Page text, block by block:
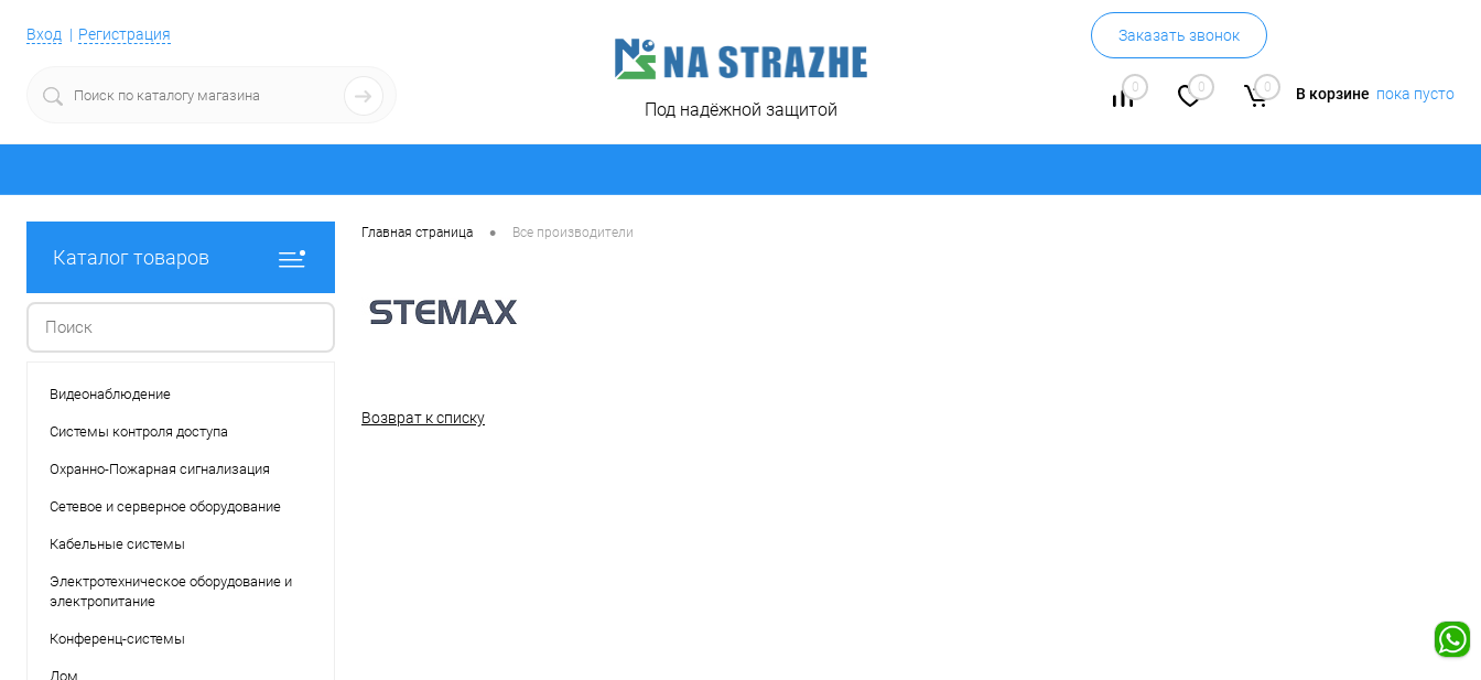
Вход Регистрация Заказать звонок
0 0 0 В корзине пока пусто
Под надёжной защитой
Каталог товаров
Видеонаблюдение
Системы контроля доступа
Охранно-Пожарная сигнализация
Сетевое и серверное оборудование
Кабельные системы
Электротехническое оборудование и
электропитание
Конференц-системы
Дом
Главная страница • Все производители
Возврат к списку